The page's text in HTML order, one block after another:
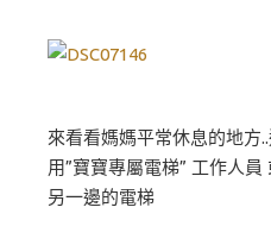
來看看媽媽平常休息的地方
用”寶寶專屬電梯” 工作人
另一邊的電梯